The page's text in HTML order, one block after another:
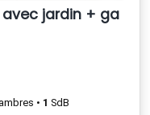
avec jardin +
• 1 SdB